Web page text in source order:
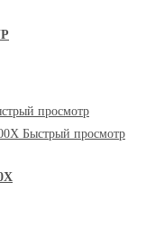
просмотр
Быстрый просмотр